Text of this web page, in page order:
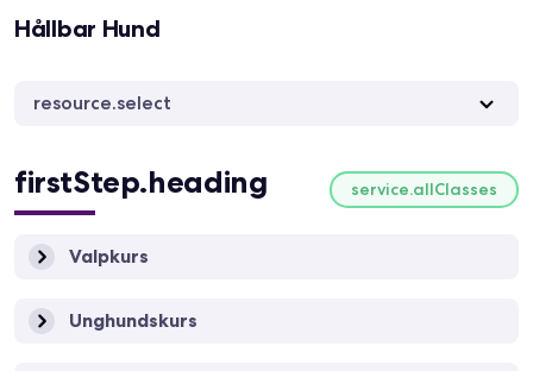
Hållbar Hund
resource.select
firstStep.heading service.allClasses
Valpkurs
Unghundskurs